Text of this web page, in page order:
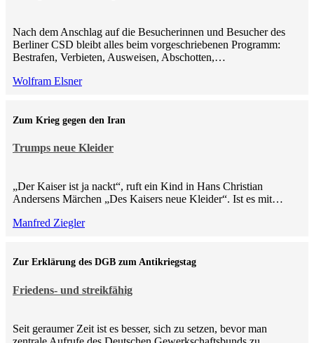
Nach dem Anschlag auf die Besucherinnen und Besucher des
Berliner CSD bleibt alles beim vorgeschriebenen Programm:
Bestrafen, Verbieten, Ausweisen, Abschotten,…
Wolfram Elsner
Trumps neue Kleider
Zum Krieg gegen den Iran
„Der Kaiser ist ja nackt“, ruft ein Kind in Hans Christian
Andersens Märchen „Des Kaisers neue Kleider“. Ist es mit…
Manfred Ziegler
Friedens- und streikfähig
Zur Erklärung des DGB zum Antikriegstag
Seit geraumer Zeit ist es besser, sich zu setzen, bevor man